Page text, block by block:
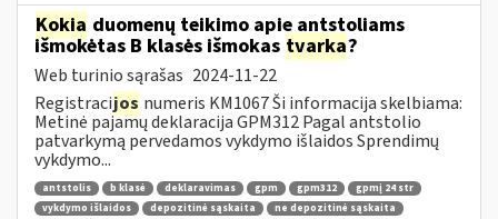
Kokia duomenų teikimo apie antstoliams
išmokėtas B klasės išmokas tvarka?
Web turinio sąrašas 2024-11-22
Registracijos numeris KM1067 Ši informacija skelbiama:
Metinė pajamų deklaracija GPM312 Pagal antstolio
patvarkymą pervedamos vykdymo išlaidos Sprendimų
vykdymo...
antstolis b klasė deklaravimas gpm gpm312
gpmį 24 str
vykdymo išlaidos
depozitinė sąskaita ne depozitinė sąskaita